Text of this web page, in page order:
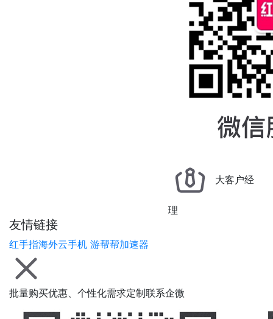
友情链接
红手指海外云手机 游帮帮加速器
大客户经
理
批量购买优惠、个性化需求定制联系企微